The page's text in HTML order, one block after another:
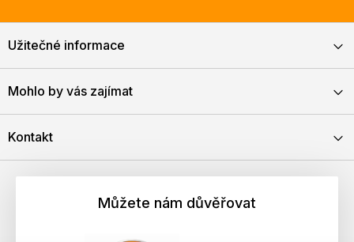
Užitečné informace
Mohlo by vás zajímat
Kontakt
Můžete nám důvěřovat